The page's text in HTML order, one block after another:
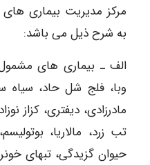
مرکز مدیریت بیماری
به شرح ذیل می باشد:
الف ـ بیماری های
وبا، فلج شل حاد،
مادرزادی، دیفتری، کزاز
تب زرد، مالاریا،